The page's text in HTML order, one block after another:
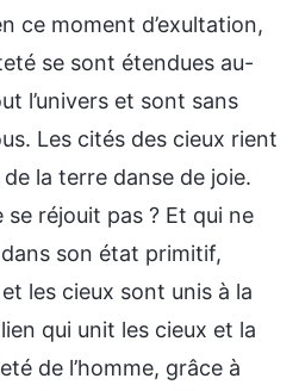
ce moment d’exultation,
se sont étendues au-
l’univers et sont sans
Les cités des cieux rient
la terre danse de joie.
réjouit pas ? Et qui ne
son état primitif,
les cieux sont unis à la
qui unit les cieux et la
de l’homme, grâce à